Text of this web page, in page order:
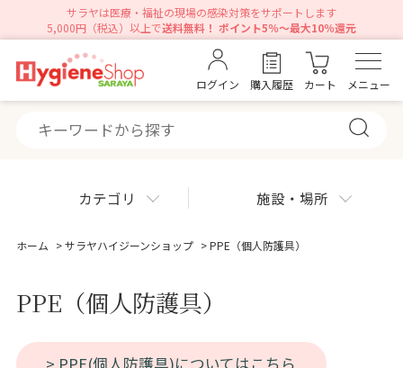
サラヤは医療・福祉の現場の感染対策をサポートします
5,000円（税込）以上で送料無料！ ポイント5％～最大10％還元
ログイン 購入履歴 カート メニュー
カテゴリ 施設・場所
ホーム >サラヤハイジーンショップ >PPE（個人防護具）
PPE（個人防護具）